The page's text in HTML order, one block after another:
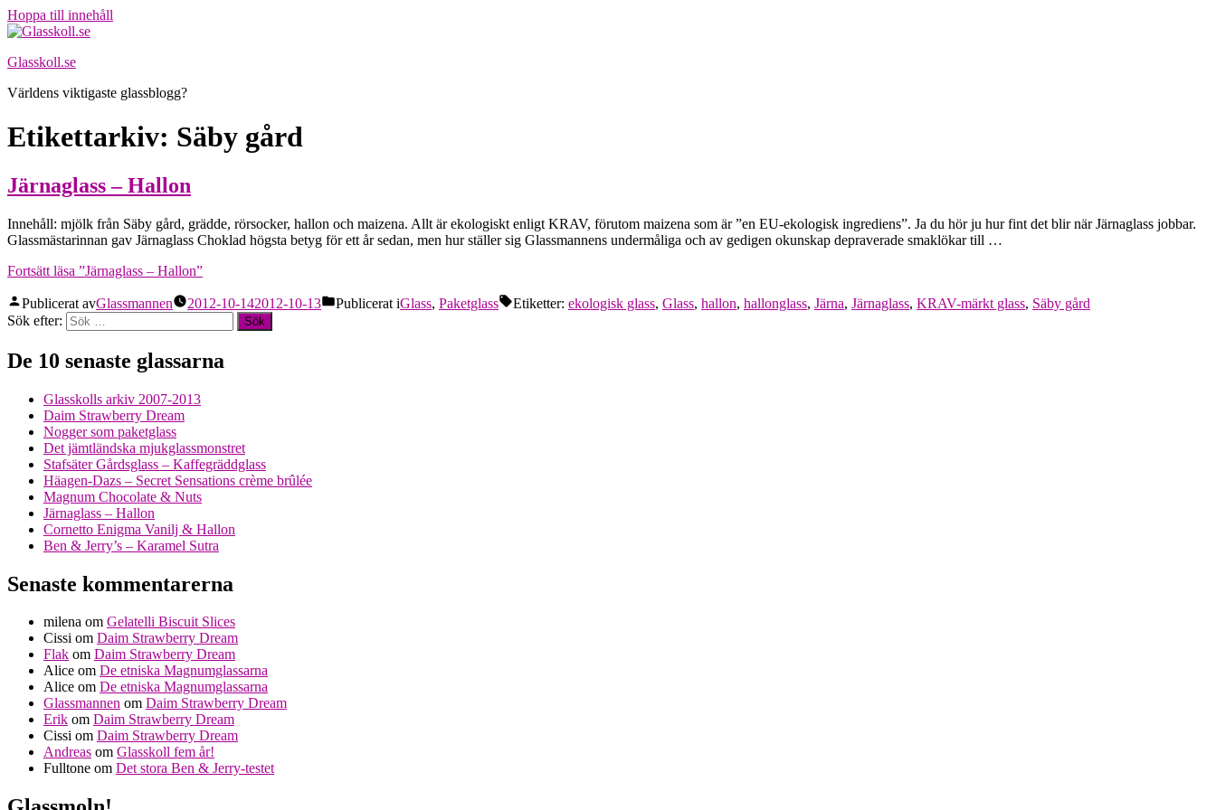
Hoppa till innehåll
Glasskoll.se
Världens viktigaste glassblogg?
Etikettarkiv: Säby gård
Järnaglass – Hallon
Innehåll: mjölk från Säby gård, grädde, rörsocker, hallon och maizena. Allt är ekologiskt enligt KRAV, förutom maizena som är ”en EU-ekologisk ingrediens”. Ja du hör ju hur fint det blir när Järnaglass jobbar.
Glassmästarinnan gav Järnaglass Choklad högsta betyg för ett år sedan, men hur ställer sig Glassmannens undermåliga och av gedigen okunskap depraverade smaklökar till …
Fortsätt läsa ”Järnaglass – Hallon”
Publicerat avGlassmannen 2012-10-142012-10-13 Publicerat iGlass, Paketglass Etiketter: ekologisk glass, Glass, hallon, hallonglass, Järna, Järnaglass, KRAV-märkt glass, Säby gård
Sök efter:
De 10 senaste glassarna
Glasskolls arkiv 2007-2013
Daim Strawberry Dream
Nogger som paketglass
Det jämtländska mjukglassmonstret
Stafsäter Gårdsglass – Kaffegräddglass
Häagen-Dazs – Secret Sensations crème brûlée
Magnum Chocolate & Nuts
Järnaglass – Hallon
Cornetto Enigma Vanilj & Hallon
Ben & Jerry’s – Karamel Sutra
Senaste kommentarerna
milena om Gelatelli Biscuit Slices
Cissi om Daim Strawberry Dream
Flak om Daim Strawberry Dream
Alice om De etniska Magnumglassarna
Alice om De etniska Magnumglassarna
Glassmannen om Daim Strawberry Dream
Erik om Daim Strawberry Dream
Cissi om Daim Strawberry Dream
Andreas om Glasskoll fem år!
Fulltone om Det stora Ben & Jerry-testet